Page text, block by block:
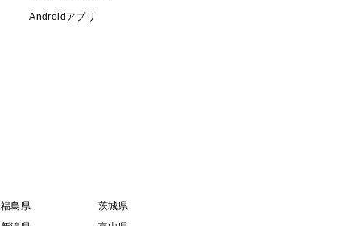
Androidアプリ
福島県
茨城県